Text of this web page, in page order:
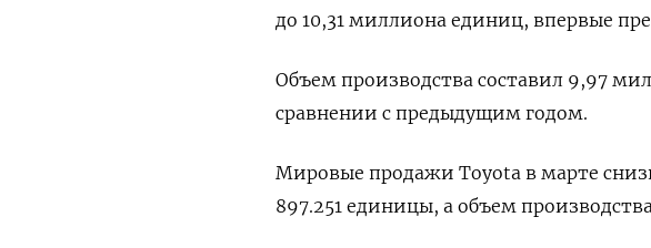
до 10,31 миллиона единиц, впервые
Объем производства составил 9,97
сравнении с предыдущим годом.
Мировые продажи Toyota в марте
897.251 единицы, а объем